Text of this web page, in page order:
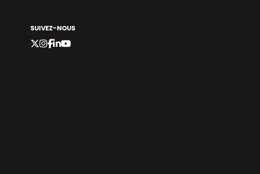
SUIVEZ-NOUS